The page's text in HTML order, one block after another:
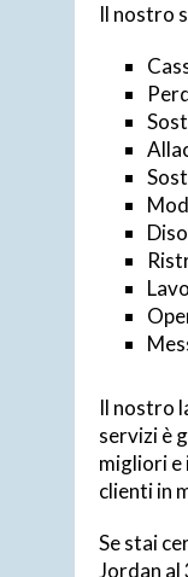
Il nostro
Il nostro
servizi è
migliori e
clienti in
Se stai
Jordan